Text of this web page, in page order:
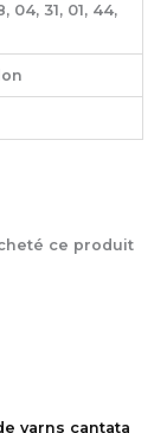
04, 31, 01, 44,
ce produit